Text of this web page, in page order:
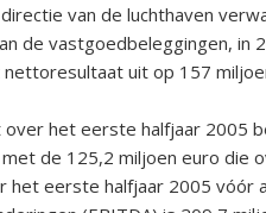
van de luchthaven
de vastgoedbeleggingen, in
uit op 157
het eerste halfjaar 2005
de 125,2 miljoen euro die
eerste halfjaar 2005 vóór